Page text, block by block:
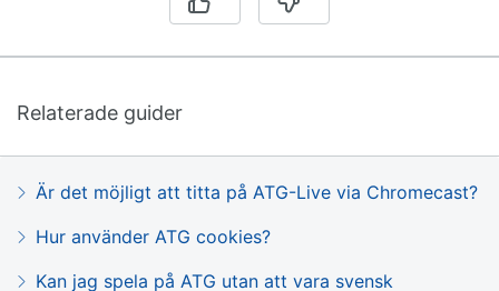
Relaterade guider
Är det möjligt att titta på ATG-Live via Chromecast?
Hur använder ATG cookies?
Kan jag spela på ATG utan att vara svensk